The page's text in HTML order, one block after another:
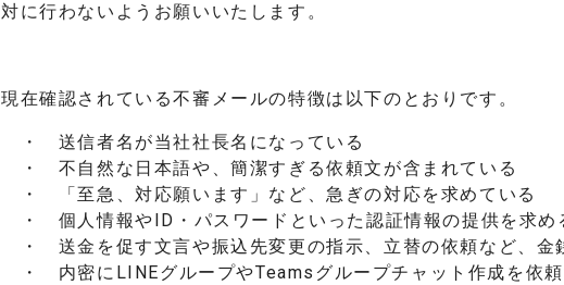
対に行わないようお願いいたします。
現在確認されている不審メールの特徴は以下のとおりです。
・ 送信者名が当社社長名になっている
・ 不自然な日本語や、簡潔すぎる依頼文が含まれている
・ 「至急、対応願います」など、急ぎの対応を求めている
・ 個人情報やID・パスワードといった認証情報の提供を求め
・ 送金を促す文言や振込先変更の指示、立替の依頼など、金
・ 内密にLINEグループやTeamsグループチャット作成を依